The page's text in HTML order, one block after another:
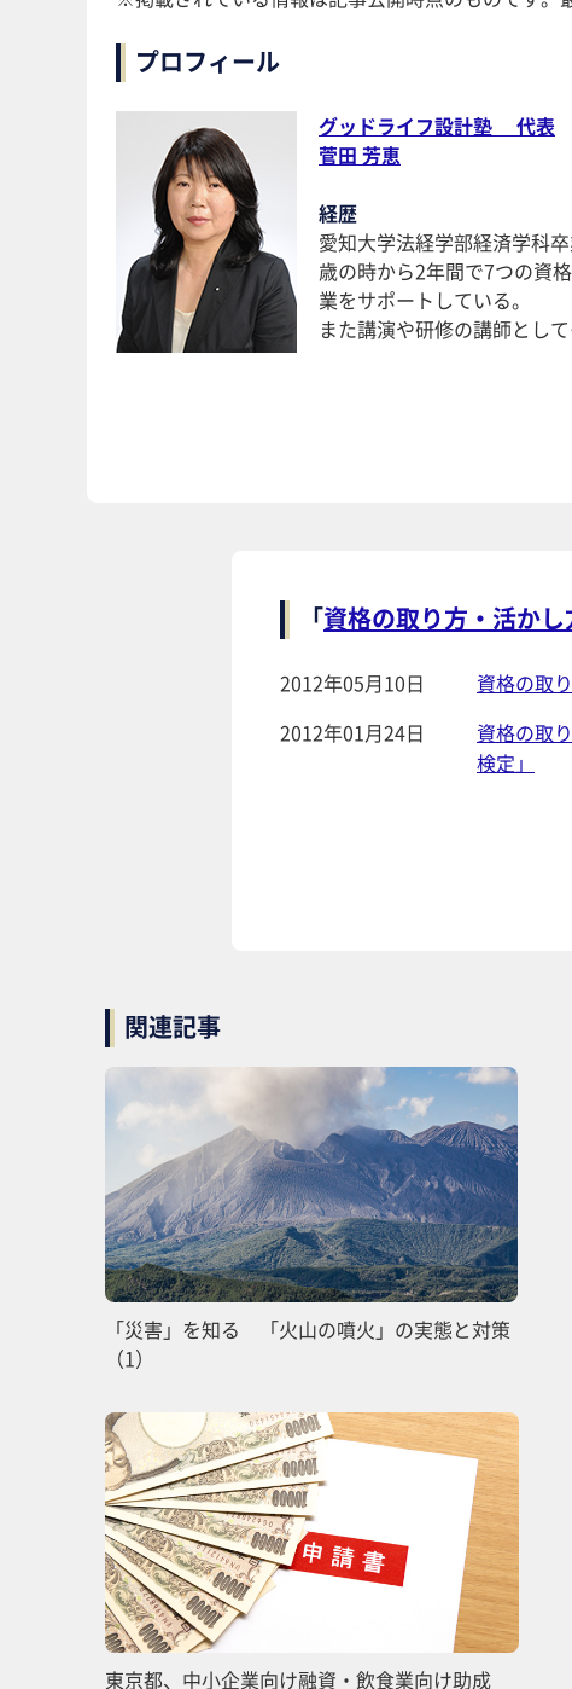
プロフィール
グッドライフ設計塾 代表
菅田 芳恵
経歴
愛知大学法経学部経済学科
歳の時から2年間で7つの資
業をサポートしている。
また講演や研修の講師とし
「資格の取り方・活か
2012年05月10日
資格の取
2012年01月24日
資格の取
検定」
関連記事
「災害」を知る 「火山の噴火」の実態と対策
（1）
東京都、中小企業向け融資・飲食業向け助成